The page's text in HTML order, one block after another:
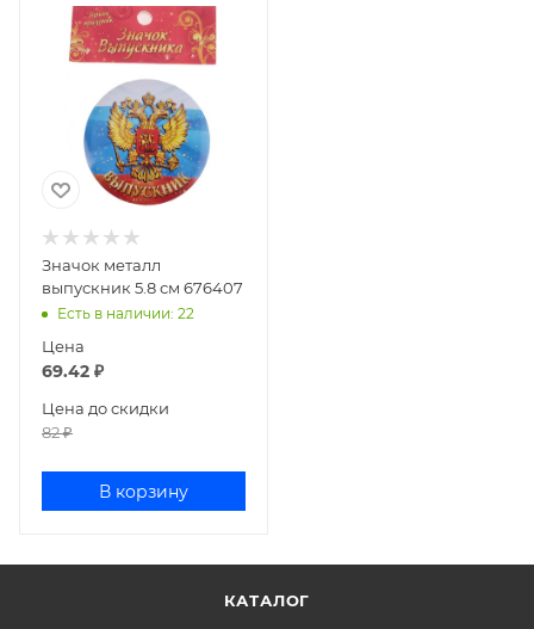
Значок металл
выпускник 5.8 см 676407
Есть в наличии: 22
Цена
69.42 ₽
Цена до скидки
82₽
В корзину
КАТАЛОГ